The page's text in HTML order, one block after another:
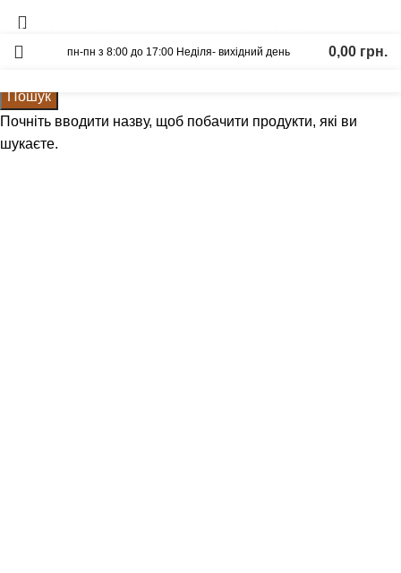
пн-пн з 8:00 до 17:00 Неділя- вихідний день
0,00 грн.
Пошук
Почніть вводити назву, щоб побачити продукти, які ви
шукаєте.